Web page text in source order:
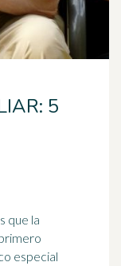
5
que la
especial